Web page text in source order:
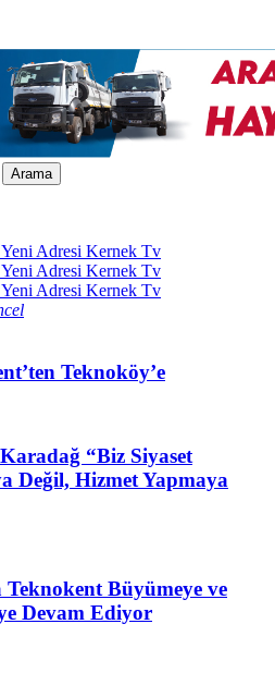
Adresi Kernek Tv
Adresi Kernek Tv
Adresi Kernek Tv
Teknoköy’e
“Biz Siyaset
Değil, Hizmet Yapmaya
Büyümeye ve
Devam Ediyor